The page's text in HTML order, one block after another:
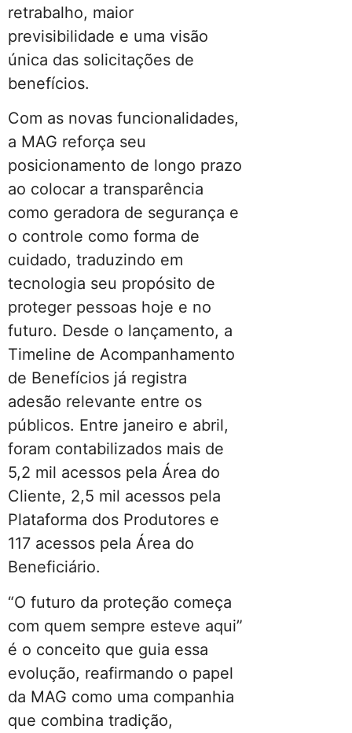
retrabalho, maior
previsibilidade e uma visão
única das solicitações de
benefícios.
Com as novas funcionalidades,
a MAG reforça seu
posicionamento de longo prazo
ao colocar a transparência
como geradora de segurança e
o controle como forma de
cuidado, traduzindo em
tecnologia seu propósito de
proteger pessoas hoje e no
futuro. Desde o lançamento, a
Timeline de Acompanhamento
de Benefícios já registra
adesão relevante entre os
públicos. Entre janeiro e abril,
foram contabilizados mais de
5,2 mil acessos pela Área do
Cliente, 2,5 mil acessos pela
Plataforma dos Produtores e
117 acessos pela Área do
Beneficiário.
“O futuro da proteção começa
com quem sempre esteve aqui”
é o conceito que guia essa
evolução, reafirmando o papel
da MAG como uma companhia
que combina tradição,